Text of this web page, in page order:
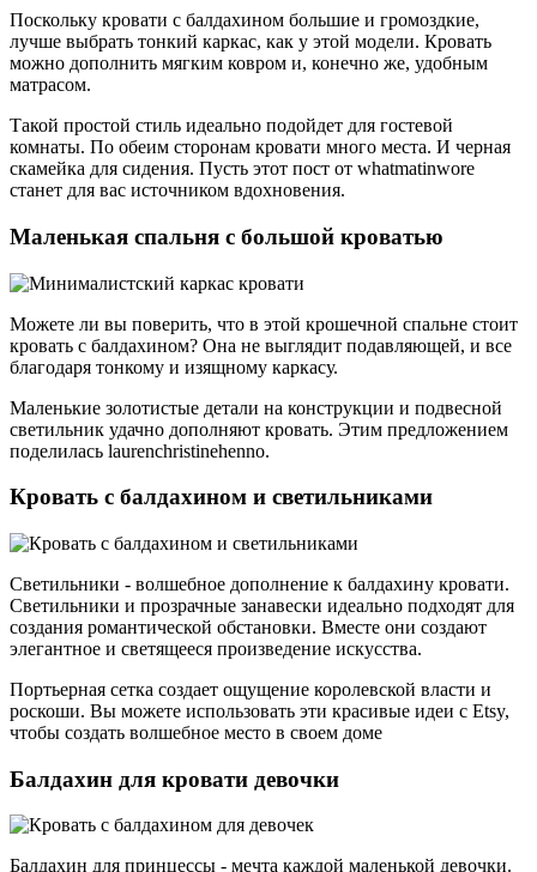
Поскольку кровати с балдахином большие и громоздкие,
лучше выбрать тонкий каркас, как у этой модели. Кровать
можно дополнить мягким ковром и, конечно же, удобным
матрасом.
Такой простой стиль идеально подойдет для гостевой
комнаты. По обеим сторонам кровати много места. И черная
скамейка для сидения. Пусть этот пост от whatmatinwore
станет для вас источником вдохновения.
Маленькая спальня с большой кроватью
Можете ли вы поверить, что в этой крошечной спальне стоит
кровать с балдахином? Она не выглядит подавляющей, и все
благодаря тонкому и изящному каркасу.
Маленькие золотистые детали на конструкции и подвесной
светильник удачно дополняют кровать. Этим предложением
поделилась laurenchristinehenno.
Кровать с балдахином и светильниками
Светильники - волшебное дополнение к балдахину кровати.
Светильники и прозрачные занавески идеально подходят для
создания романтической обстановки. Вместе они создают
элегантное и светящееся произведение искусства.
Портьерная сетка создает ощущение королевской власти и
роскоши. Вы можете использовать эти красивые идеи с Etsy,
чтобы создать волшебное место в своем доме
Балдахин для кровати девочки
Балдахин для принцессы - мечта каждой маленькой девочки.